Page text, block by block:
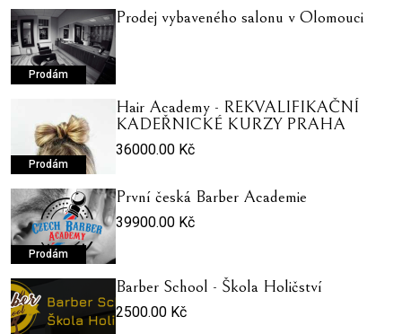
Prodám
Prodej vybaveného salonu v Olomouci
Prodám
Hair Academy - REKVALIFIKAČNÍ
KADEŘNICKÉ KURZY PRAHA
36000.00 Kč
Prodám
První česká Barber Academie
39900.00 Kč
Barber School - Škola Holičství
2500.00 Kč